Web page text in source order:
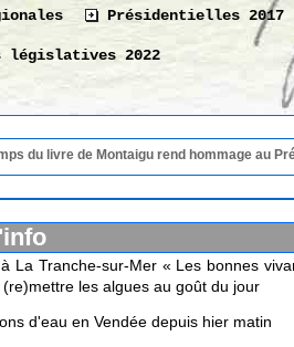
Présidentielles 2017
législatives 2022
rend hommage au Président de sa 36
La Tranche-sur-Mer « Les bonnes
les algues au goût du jour
d'eau en Vendée depuis hier matin
d’Olonne (85), le Groupe